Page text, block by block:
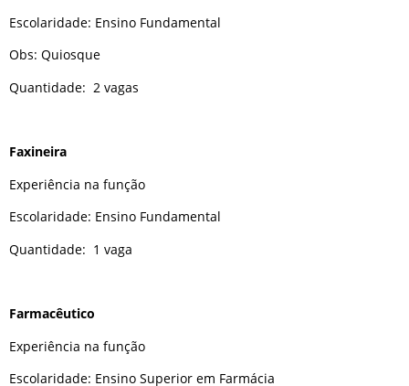
Escolaridade: Ensino Fundamental
Obs: Quiosque
Quantidade: 2 vagas
Faxineira
Experiência na função
Escolaridade: Ensino Fundamental
Quantidade: 1 vaga
Farmacêutico
Experiência na função
Escolaridade: Ensino Superior em Farmácia